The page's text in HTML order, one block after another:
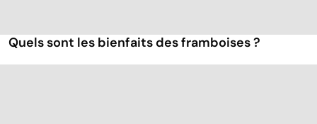
Quels sont les bienfaits des framboises ?